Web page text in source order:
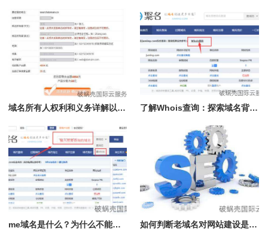
域名所有人权利和义务详解以及如何查询域名所有人 了解Whois查询：探索域名背后的所有者、IP及注册详情
me域名是什么？为什么不能注册了？详解.me域名的背后故事和限制 如何判断老域名对网站建设是否有效益？注册年限并不是唯一标准